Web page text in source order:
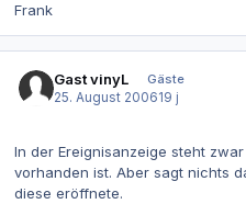
Frank
Gast vinyL
Gäste
25. August 200619 j
In der Ereignisanzeige steht
vorhanden ist. Aber sagt nichts
diese eröffnete.